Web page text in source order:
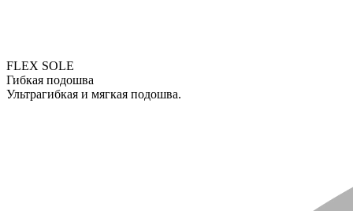
FLEX SOLE
Гибкая подошва
Ультрагибкая и мягкая подошва.